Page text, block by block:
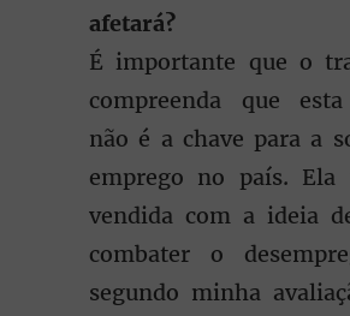
afetará?
É importante que o
compreenda que
não é a chave para a
emprego no país. Ela
vendida com a ideia
combater o
segundo minha